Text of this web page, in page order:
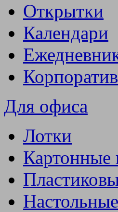
Открытки
Календари
Для офиса
Лотки
Картонные